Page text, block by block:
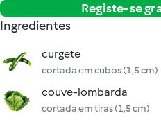
Registe-se
Ingredientes
curgete
cortada em cubos (1,5 cm)
couve-lombarda
cortada em tiras (1,5 cm)